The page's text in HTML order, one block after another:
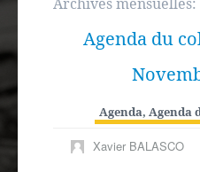
Autres spécialités
Agenda du
Agenda, Agenda
Xavier BALASCO